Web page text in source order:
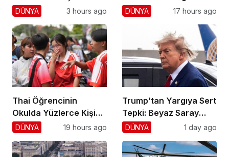
Sonlansın!
DÜNYA 3 hours ago
Hayatını Kaybetti
DÜNYA 17 hours ago
Thai Öğrencinin
Okulda Yüzlerce Kişiyi
Vurdu!
DÜNYA 19 hours ago
Trump’tan Yargıya Sert
Tepki: Beyaz Saray
Krizi!
DÜNYA 1 day ago